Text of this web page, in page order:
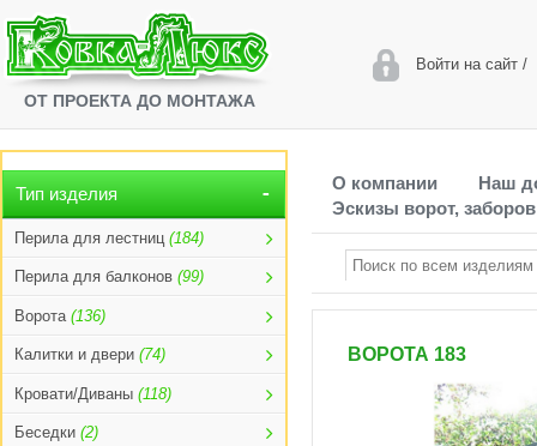
ОТ ПРОЕКТА ДО МОНТАЖА
Войти на сайт/
Тип изделия
Перила для лестниц (184)
Перила для балконов (99)
Ворота (136)
Калитки и двери (74)
Кровати/Диваны (118)
Беседки (2)
О компании
Наш
Эскизы ворот, заборов
ВОРОТА 183